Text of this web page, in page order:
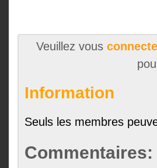
Veuillez vous
Information
Seuls les membres
Commentaires: